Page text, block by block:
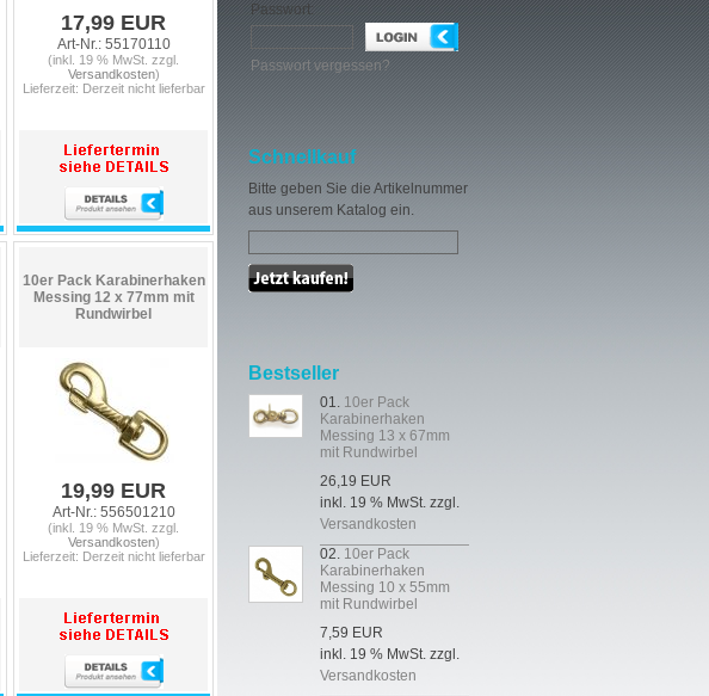
17,99 EUR
Art-Nr.: 55170110
(inkl. 19 % MwSt. zzgl.
Versandkosten)
Lieferzeit: Derzeit nicht lieferbar
10er Pack Karabinerhaken
Messing 12 x 77mm mit
Rundwirbel
19,99 EUR
Art-Nr.: 556501210
(inkl. 19 % MwSt. zzgl.
Versandkosten)
Lieferzeit: Derzeit nicht lieferbar
Passwort:
Passwort vergessen?
Schnellkauf
Bitte geben Sie die Artikelnummer
aus unserem Katalog ein.
Bestseller
01. 10er Pack
Karabinerhaken
Messing 13 x 67mm
mit Rundwirbel
26,19 EUR
inkl. 19 % MwSt. zzgl.
Versandkosten
02. 10er Pack
Karabinerhaken
Messing 10 x 55mm
mit Rundwirbel
7,59 EUR
inkl. 19 % MwSt. zzgl.
Versandkosten